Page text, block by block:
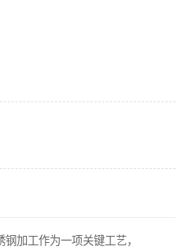
加工作为一项关键工艺，